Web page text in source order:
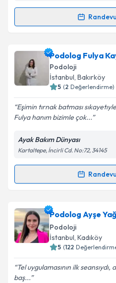
Randevu Takvimi
Podolog Tuğba Altunsoy
oluşturun. Size bu
takvim hazırlandığında
Kişisel verilerimin
Metni'ni okudum ve
kapsamda
Podolog Fulya
Podoloji
İstanbul, Bakırköy
5 (2 Değerlendirme)
Eşimin tırnak batması
Fulya hanım bizimle çok...
Ayak Bakım Dünyası
Kartaltepe, İncirli Cd. No:72, 34145
Randevu Takvimi
Podolog Fulya Kayabaşı
oluşturun. Size bu
takvim hazırlandığında
E-posta Adresiniz
Podolog Ayşe
Podoloji
İstanbul, Kadıköy
5 (122
Tel uygulamasının ilk
baş...